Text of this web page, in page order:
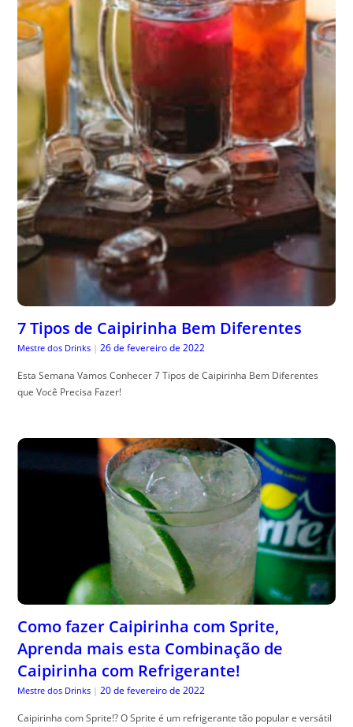
7 Tipos de Caipirinha Bem Diferentes
Mestre dos Drinks | 26 de fevereiro de 2022
Esta Semana Vamos Conhecer 7 Tipos de Caipirinha Bem Diferentes
que Você Precisa Fazer!
Como fazer Caipirinha com Sprite,
Aprenda mais esta Combinação de
Caipirinha com Refrigerante!
Mestre dos Drinks | 20 de fevereiro de 2022
Caipirinha com Sprite!? O Sprite é um refrigerante tão popular e versátil